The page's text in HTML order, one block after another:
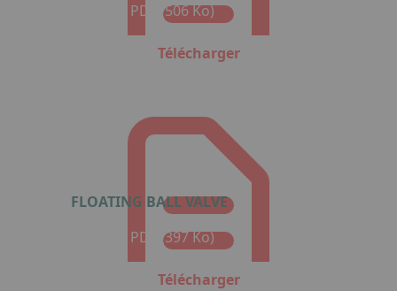
Format : PDF (506 Ko)
Télécharger
FLOATING BALL VALVE
Format : PDF (397 Ko)
Télécharger